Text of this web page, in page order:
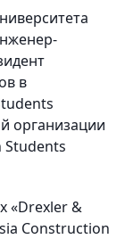
в
организации
Students
«Drexler &
Construction